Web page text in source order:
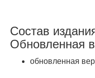
Состав
Обновленная
обновленная